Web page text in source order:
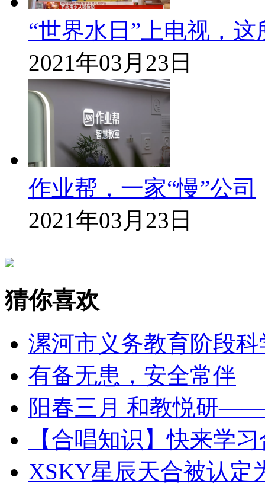
“世界水日”上电视，这
2021年03月23日
作业帮，一家“慢”公司
2021年03月23日
猜你喜欢
漯河市义务教育阶段
有备无患，安全常伴
阳春三月 和教悦研
【合唱知识】快来学
XSKY星辰天合被认定